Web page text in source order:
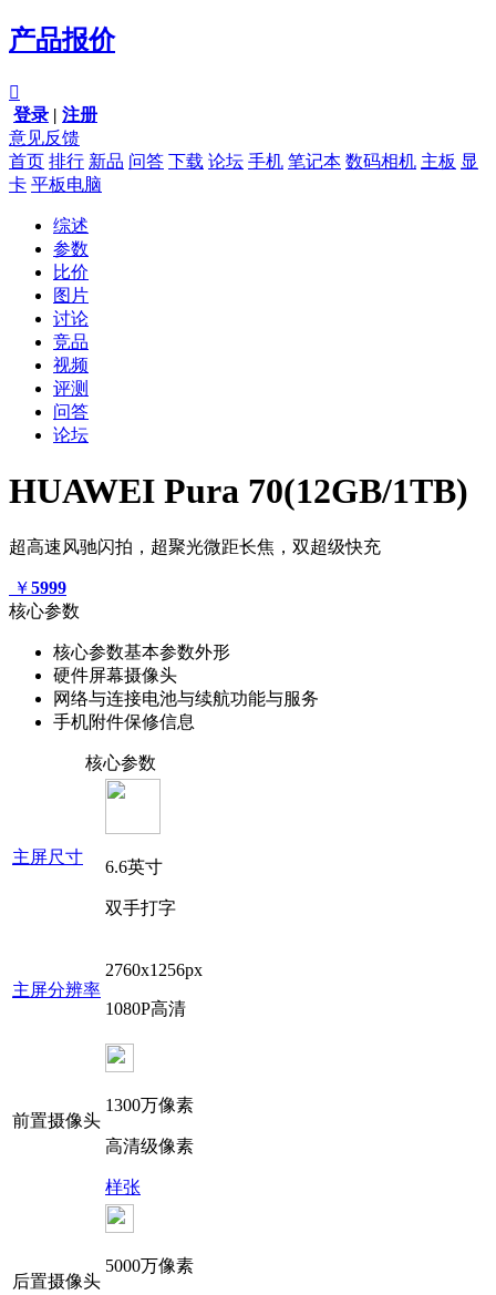
产品报价

登录 | 注册
意见反馈
首页 排行 新品 问答 下载 论坛 手机 笔记本 数码相机 主板 显
卡 平板电脑
综述
参数
比价
图片
讨论
竞品
视频
评测
问答
论坛
HUAWEI Pura 70(12GB/1TB)
超高速风驰闪拍，超聚光微距长焦，双超级快充
￥5999
核心参数
核心参数基本参数外形
硬件屏幕摄像头
网络与连接电池与续航功能与服务
手机附件保修信息
核心参数
主屏尺寸
6.6英寸
双手打字
主屏分辨率
2760x1256px
1080P高清
前置摄像头
1300万像素
高清级像素
样张
后置摄像头
5000万像素